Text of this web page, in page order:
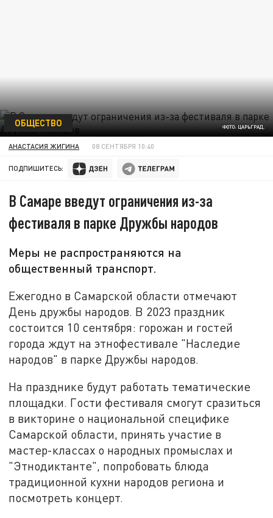
ФОТО: ЦАРЬГРАД.
ОБЩЕСТВО
АНАСТАСИЯ ЖИГИНА 08 СЕНТЯБРЯ 10:40
ПОДПИШИТЕСЬ:
В Самаре введут ограничения из-за
фестиваля в парке Дружбы народов
Меры не распространяются на
общественный транспорт.
Ежегодно в Самарской области отмечают
День дружбы народов. В 2023 праздник
состоится 10 сентября: горожан и гостей
города ждут на этнофестивале "Наследие
народов" в парке Дружбы народов.
На празднике будут работать тематические
площадки. Гости фестиваля смогут сразиться
в викторине о национальной специфике
Самарской области, принять участие в
мастер-классах о народных промыслах и
"Этнодиктанте", попробовать блюда
традиционной кухни народов региона и
посмотреть концерт.